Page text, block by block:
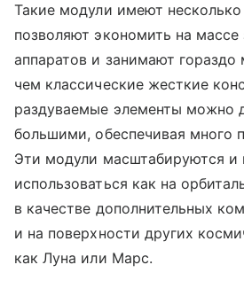
Такие модули имеют
позволяют экономить на массе
аппаратов и занимают
чем классические жесткие
раздуваемые элементы можно
большими, обеспечивая много
Эти модули масштабируются и
использоваться как на
в качестве дополнительных
и на поверхности других
как Луна или Марс.